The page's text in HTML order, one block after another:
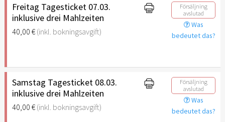
Freitag Tagesticket 07.03.
inklusive drei Mahlzeiten
40,00 €(inkl. bokningsavgift)
Försäljning
avslutad
Was
bedeutet das?
Samstag Tagesticket 08.03.
inklusive drei Mahlzeiten
40,00 €(inkl. bokningsavgift)
Försäljning
avslutad
Was
bedeutet das?